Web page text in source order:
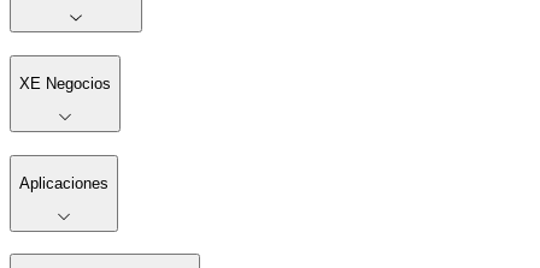
XE Negocios
Aplicaciones